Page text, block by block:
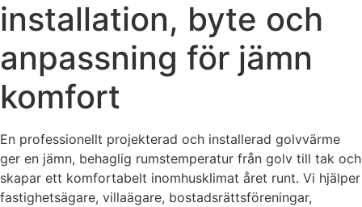
installation, byte och
anpassning för jämn
komfort
En professionellt projekterad och installerad golvvärme
ger en jämn, behaglig rumstemperatur från golv till tak och
skapar ett komfortabelt inomhusklimat året runt. Vi hjälper
fastighetsägare, villaägare, bostadsrättsföreningar,